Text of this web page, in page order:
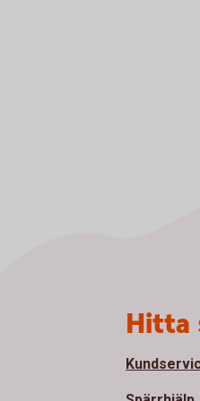
Hitta